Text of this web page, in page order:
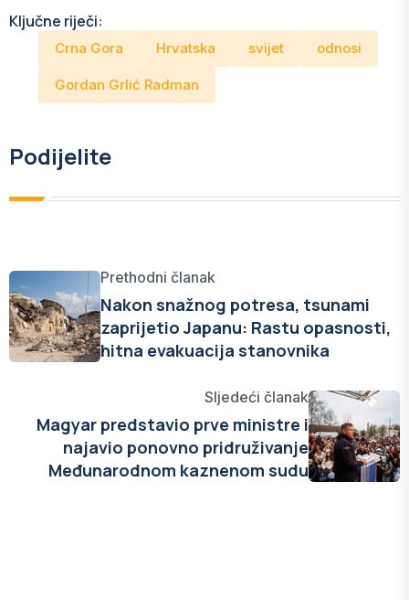
Ključne riječi:
Crna Gora Hrvatska svijet odnosi
Gordan Grlić Radman
Podijelite
Prethodni članak
Nakon snažnog potresa, tsunami
zaprijetio Japanu: Rastu opasnosti,
hitna evakuacija stanovnika
Sljedeći članak
Magyar predstavio prve ministre i
najavio ponovno pridruživanje
Međunarodnom kaznenom sudu